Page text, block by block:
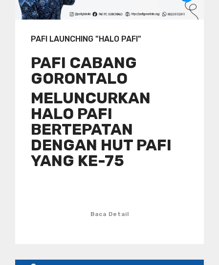
PAFI LAUNCHING "HALO PAFI"
PAFI CABANG
GORONTALO
MELUNCURKAN
HALO PAFI
BERTEPATAN
DENGAN HUT PAFI
YANG KE-75
Baca Detail